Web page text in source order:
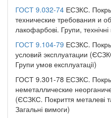
ГОСТ 9.032-74 ЕСЗКС.
технические требования и
лакофарбові. Групи,
ГОСТ 9.104-79 ЕСЗКС.
условий эксплуатации
Групи умов експлуатації)
ГОСТ 9.301-78 ЕСЗКС.
неметаллические
(ЄСЗКС. Покриття металеві
Загальні вимоги)